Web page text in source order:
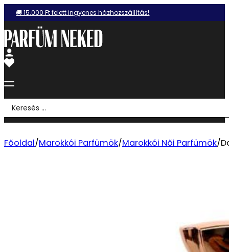
🚚 15.000 Ft felett ingyenes házhozszállítás!
Search
...
Főoldal/Marokkói Parfümök/Marokkói Női Parfümök/